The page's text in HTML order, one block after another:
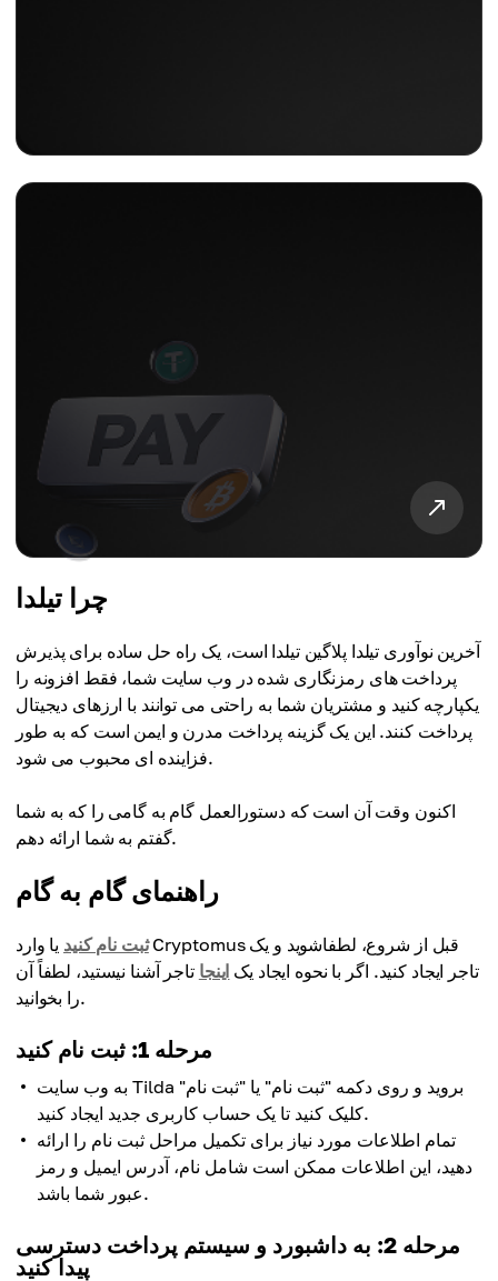
چرا تیلدا
آخرین نوآوری تیلدا پلاگین تیلدا است، یک راه حل ساده برای پذیرش
پرداخت های رمزنگاری شده در وب سایت شما، فقط افزونه را
یکپارچه کنید و مشتریان شما به راحتی می توانند با ارزهای دیجیتال
پرداخت کنند. این یک گزینه پرداخت مدرن و ایمن است که به طور
فزاینده ای محبوب می شود.
اکنون وقت آن است که دستورالعمل گام به گامی را که به شما
گفتم به شما ارائه دهم.
راهنمای گام به گام
ثبت نام کنید یا وارد Cryptomus قبل از شروع، لطفاشوید و یک
تاجر ایجاد کنید. اگر با نحوه ایجاد یک اینجا تاجر آشنا نیستید، لطفاً آن
را بخوانید.
مرحله 1: ثبت نام کنید
به وب سایت Tilda بروید و روی دکمه "ثبت نام" یا "ثبت نام"
کلیک کنید تا یک حساب کاربری جدید ایجاد کنید.
تمام اطلاعات مورد نیاز برای تکمیل مراحل ثبت نام را ارائه
دهید، این اطلاعات ممکن است شامل نام، آدرس ایمیل و رمز
عبور شما باشد.
مرحله 2: به داشبورد و سیستم پرداخت دسترسی
پیدا کنید